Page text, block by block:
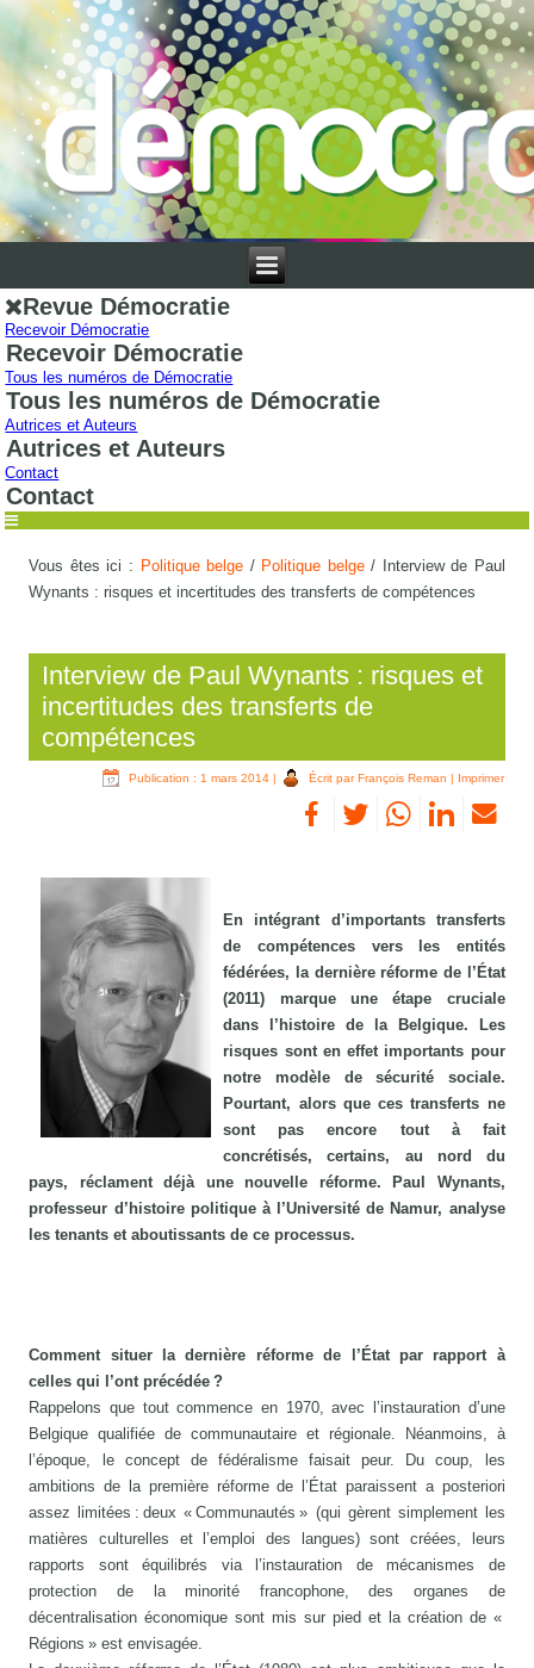
Revue Démocratie
Recevoir Démocratie
Recevoir Démocratie
Tous les numéros de Démocratie
Tous les numéros de Démocratie
Autrices et Auteurs
Autrices et Auteurs
Contact
Contact
Vous êtes ici : Politique belge / Politique belge/
Interview de Paul
Wynants : risques et incertitudes des transferts de compétences
Interview de Paul Wynants : risques et
incertitudes des transferts de
compétences
Publication : 1 mars 2014| Écrit par François Reman | Imprimer
En intégrant d’importants transferts
de compétences vers les entités
fédérées, la dernière réforme de l’État
(2011) marque une étape cruciale
dans l’histoire de la Belgique. Les
risques sont en effet importants pour
notre modèle de sécurité sociale.
Pourtant, alors que ces transferts ne
sont pas encore tout à fait
concrétisés, certains, au nord du
pays, réclament déjà une nouvelle réforme. Paul Wynants,
professeur d’histoire politique à l’Université de Namur, analyse
les tenants et aboutissants de ce processus.
Comment situer la dernière réforme de l’État par rapport à
celles qui l’ont précédée ?
Rappelons que tout commence en 1970, avec l’instauration d’une
Belgique qualifiée de communautaire et régionale. Néanmoins, à
l’époque, le concept de fédéralisme faisait peur. Du coup, les
ambitions de la première réforme de l’État paraissent a posteriori
assez limitées : deux « Communautés » (qui gèrent simplement les
matières culturelles et l’emploi des langues) sont créées, leurs
rapports sont équilibrés via l’instauration de mécanismes de
protection de la minorité francophone, des organes de
décentralisation économique sont mis sur pied et la création de «
Régions » est envisagée.